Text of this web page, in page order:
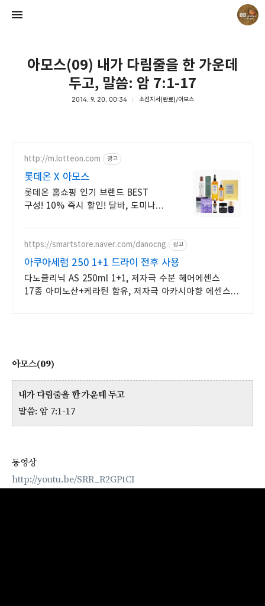
아모스(09) 내가 다림줄을 한 가운데
두고, 말씀: 암 7:1-17
2014. 9. 20. 00:34 소선지서(완료)/아모스
http://m.lotteon.com 광고
롯데온 X 아모스
롯데온 홈쇼핑 인기 브랜드 BEST
구성! 10% 즉시 할인! 달바, 도미나스,
https://smartstore.naver.com/danocng 광고
아쿠아세럼 250 1+1 드라이 전후 사용
다노클리닉 AS 250ml 1+1, 저자극 수분 헤어에센스
17종 아미노산+케라틴 함유, 저자극 아카시아향 에센스
아모스(09)
내가 다림줄을 한 가운데 두고
말씀: 암 7:1-17
동영상
http://youtu.be/SRR_R2GPtCI